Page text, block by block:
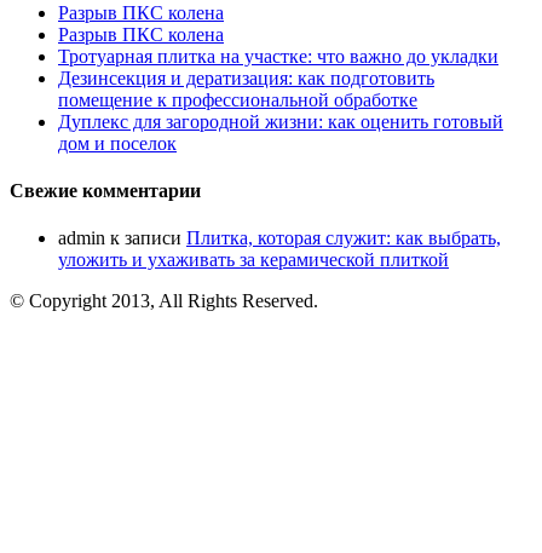
Разрыв ПКС колена
Разрыв ПКС колена
Тротуарная плитка на участке: что важно до укладки
Дезинсекция и дератизация: как подготовить
помещение к профессиональной обработке
Дуплекс для загородной жизни: как оценить готовый
дом и поселок
Свежие комментарии
admin к записи Плитка, которая служит: как выбрать,
уложить и ухаживать за керамической плиткой
© Copyright 2013, All Rights Reserved.